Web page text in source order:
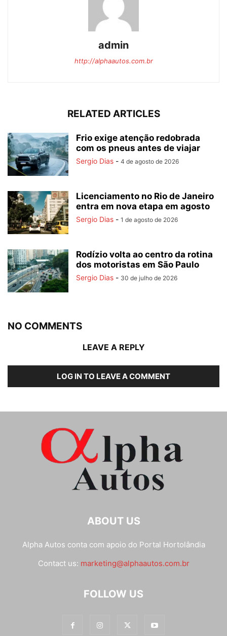
admin
http://alphaautos.com.br
RELATED ARTICLES
Frio exige atenção redobrada
com os pneus antes de viajar
Sergio Dias - 4 de agosto de 2026
Licenciamento no Rio de Janeiro
entra em nova etapa em agosto
Sergio Dias - 1 de agosto de 2026
Rodízio volta ao centro da rotina
dos motoristas em São Paulo
Sergio Dias - 30 de julho de 2026
NO COMMENTS
LEAVE A REPLY
LOG IN TO LEAVE A COMMENT
ABOUT US
Alpha Autos conta com apoio do Portal Hortolândia
Contact us: marketing@alphaautos.com.br
FOLLOW US